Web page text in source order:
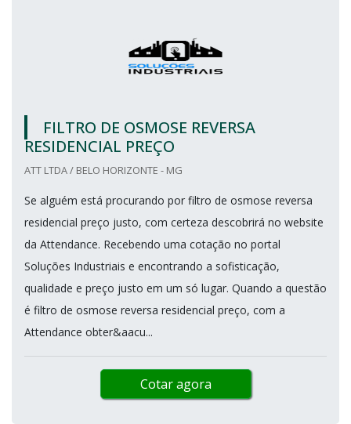
FILTRO DE OSMOSE REVERSA
RESIDENCIAL PREÇO
ATT LTDA / BELO HORIZONTE - MG
Se alguém está procurando por filtro de osmose reversa
residencial preço justo, com certeza descobrirá no website
da Attendance. Recebendo uma cotação no portal
Soluções Industriais e encontrando a sofisticação,
qualidade e preço justo em um só lugar. Quando a questão
é filtro de osmose reversa residencial preço, com a
Attendance obter&aacu...
Cotar agora